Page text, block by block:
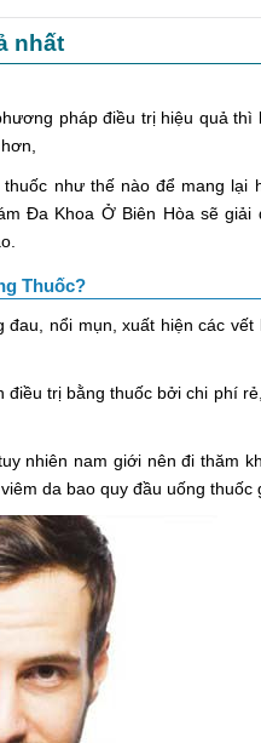
nhất
pháp điều trị hiệu quả thì
như thế nào để mang lại
Đa Khoa Ở Biên Hòa sẽ giải
Thuốc?
nổi mụn, xuất hiện các vết
điều trị bằng thuốc bởi chi phí
nhiên nam giới nên đi thăm
da bao quy đầu uống thuốc